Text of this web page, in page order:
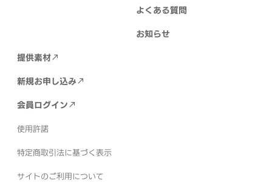
よくある質問
お知らせ
提供素材
新規お申し込み
会員ログイン
使用許諾
特定商取引法に基づく表示
サイトのご利用について